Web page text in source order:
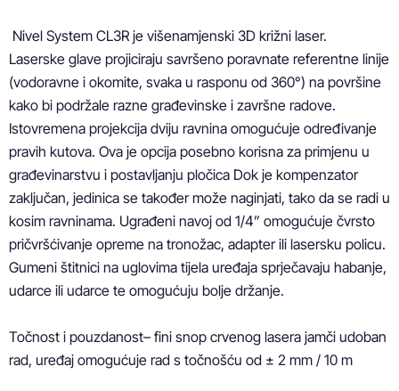
Laserske glave projiciraju savršeno poravnate referentne linije
(vodoravne i okomite, svaka u rasponu od 360°) na površine
kako bi podržale razne građevinske i završne radove.
Istovremena projekcija dviju ravnina omogućuje određivanje
pravih kutova. Ova je opcija posebno korisna za primjenu u
građevinarstvu i postavljanju pločica Dok je kompenzator
zaključan, jedinica se također može naginjati, tako da se radi u
kosim ravninama. Ugrađeni navoj od 1/4” omogućuje čvrsto
pričvršćivanje opreme na tronožac, adapter ili lasersku policu.
Gumeni štitnici na uglovima tijela uređaja sprječavaju habanje,
udarce ili udarce te omogućuju bolje držanje.
Točnost i pouzdanost– fini snop crvenog lasera jamči udoban
rad, uređaj omogućuje rad s točnošću od ± 2 mm / 10 m